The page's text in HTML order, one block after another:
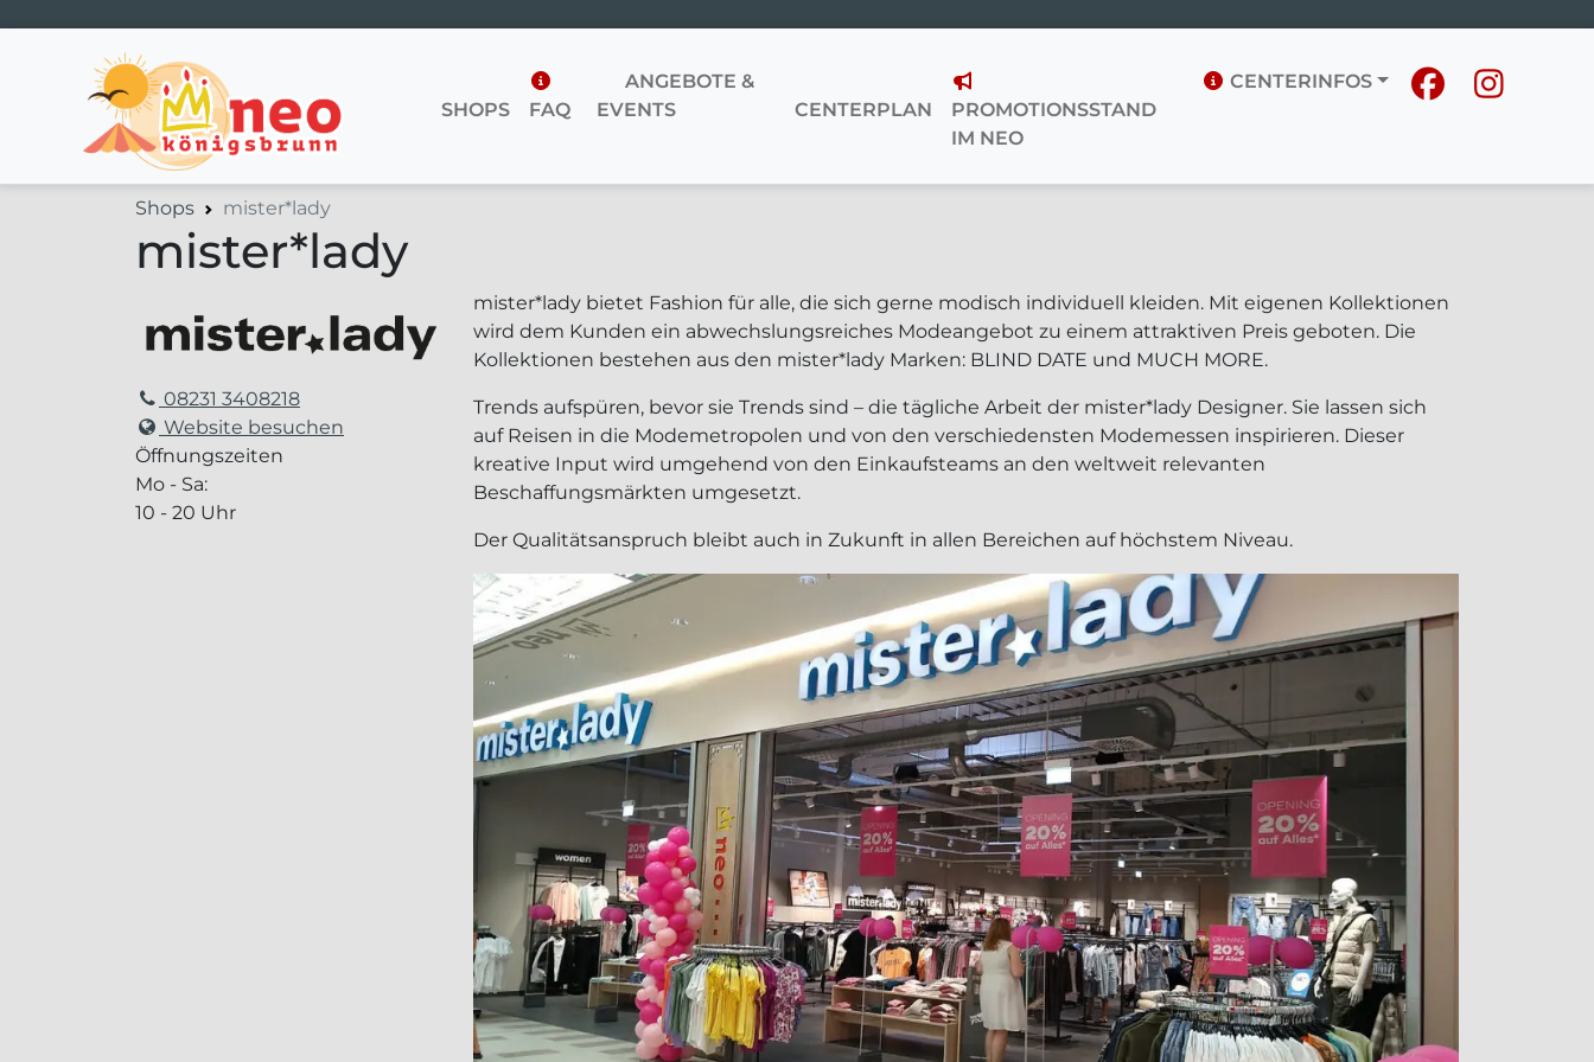
Hauptnavigation SHOPS FAQ
ANGEBOTE &
EVENTS
CENTERPLAN
PROMOTIONSSTAND
IM NEO
CENTERINFOS
Shops mister*lady
mister*lady
08231 3408218
Website besuchen
Öffnungszeiten
Mo - Sa:
10 - 20 Uhr
mister*lady bietet Fashion für alle, die sich gerne modisch individuell kleiden. Mit eigenen Kollektionen
wird dem Kunden ein abwechslungsreiches Modeangebot zu einem attraktiven Preis geboten. Die
Kollektionen bestehen aus den mister*lady Marken: BLIND DATE und MUCH MORE.
Trends aufspüren, bevor sie Trends sind – die tägliche Arbeit der mister*lady Designer. Sie lassen sich
auf Reisen in die Modemetropolen und von den verschiedensten Modemessen inspirieren. Dieser
kreative Input wird umgehend von den Einkaufsteams an den weltweit relevanten
Beschaffungsmärkten umgesetzt.
Der Qualitätsanspruch bleibt auch in Zukunft in allen Bereichen auf höchstem Niveau.